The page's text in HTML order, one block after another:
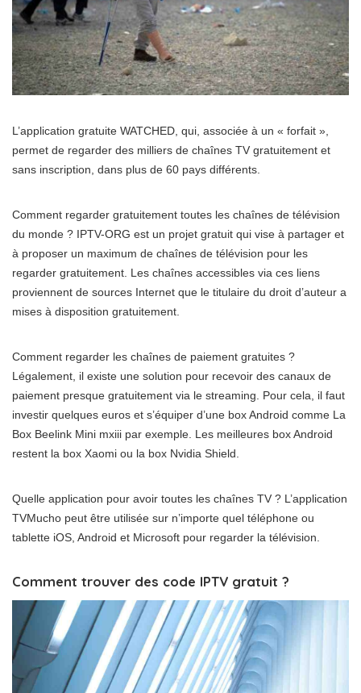
L’application gratuite WATCHED, qui, associée à un « forfait »,
permet de regarder des milliers de chaînes TV gratuitement et
sans inscription, dans plus de 60 pays différents.
Comment regarder gratuitement toutes les chaînes de télévision
du monde ? IPTV-ORG est un projet gratuit qui vise à partager et
à proposer un maximum de chaînes de télévision pour les
regarder gratuitement. Les chaînes accessibles via ces liens
proviennent de sources Internet que le titulaire du droit d’auteur a
mises à disposition gratuitement.
Comment regarder les chaînes de paiement gratuites ?
Légalement, il existe une solution pour recevoir des canaux de
paiement presque gratuitement via le streaming. Pour cela, il faut
investir quelques euros et s’équiper d’une box Android comme La
Box Beelink Mini mxiii par exemple. Les meilleures box Android
restent la box Xaomi ou la box Nvidia Shield.
Quelle application pour avoir toutes les chaînes TV ? L’application
TVMucho peut être utilisée sur n’importe quel téléphone ou
tablette iOS, Android et Microsoft pour regarder la télévision.
Comment trouver des code IPTV gratuit ?